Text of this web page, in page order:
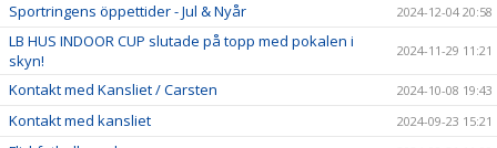
Sportringens öppettider - Jul & Nyår 2024-12-04 20:58
LB HUS INDOOR CUP slutade på topp med pokalen i
skyn!
2024-11-29 11:21
Kontakt med Kansliet / Carsten 2024-10-08 19:43
Kontakt med kansliet 2024-09-23 15:21